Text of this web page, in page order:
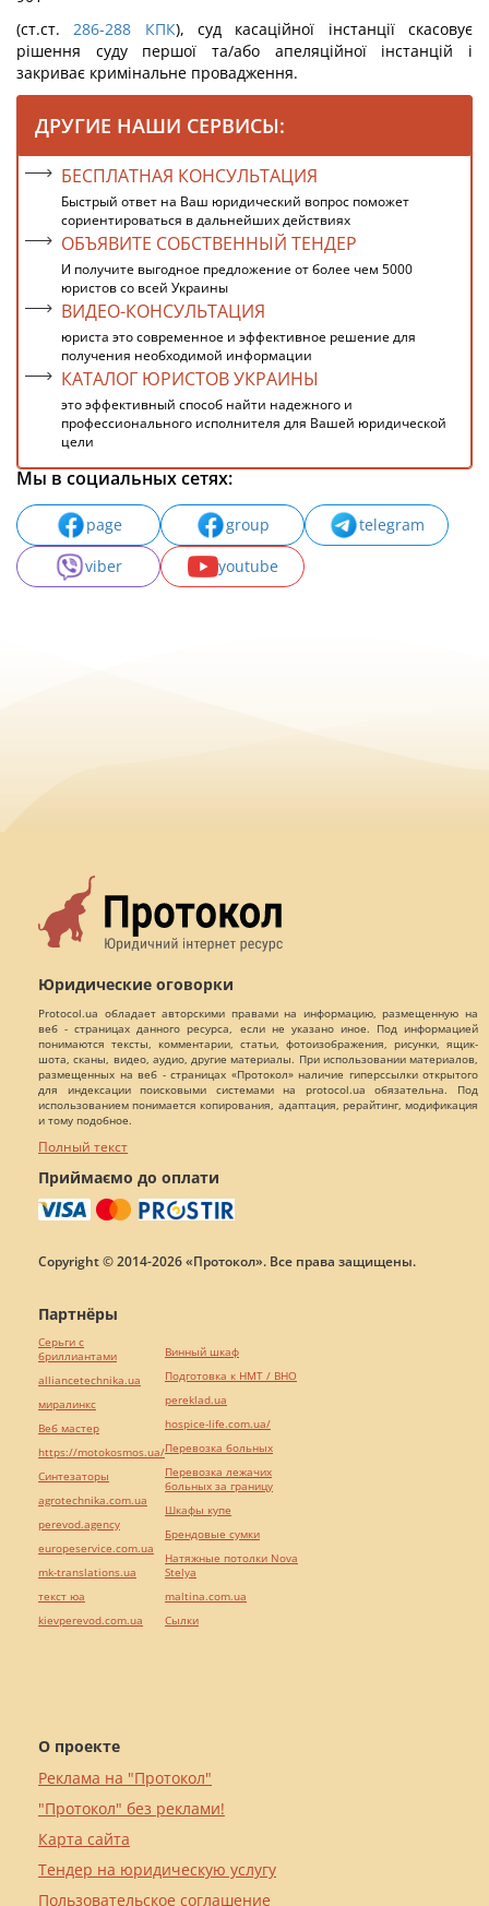
(ст.ст. 286-288 КПК), суд касаційної інстанції скасовує
рішення суду першої та/або апеляційної інстанцій і
закриває кримінальне провадження.
ДРУГИЕ НАШИ СЕРВИСЫ:
БЕСПЛАТНАЯ КОНСУЛЬТАЦИЯ
Быстрый ответ на Ваш юридический вопрос поможет
сориентироваться в дальнейших действиях
ОБЪЯВИТЕ СОБСТВЕННЫЙ ТЕНДЕР
И получите выгодное предложение от более чем 5000
юристов со всей Украины
ВИДЕО-КОНСУЛЬТАЦИЯ
юриста это современное и эффективное решение для
получения необходимой информации
КАТАЛОГ ЮРИСТОВ УКРАИНЫ
это эффективный способ найти надежного и
профессионального исполнителя для Вашей юридической
цели
Мы в социальных сетях:
page group
telegram
viber
youtube
Юридические оговорки
Protocol.ua обладает авторскими правами на информацию, размещенную на
веб - страницах данного ресурса, если не указано иное. Под информацией
понимаются тексты, комментарии, статьи, фотоизображения, рисунки, ящик-
шота, сканы, видео, аудио, другие материалы. При использовании материалов,
размещенных на веб - страницах «Протокол» наличие гиперссылки открытого
для индексации поисковыми системами на protocol.ua обязательна. Под
использованием понимается копирования, адаптация, рерайтинг, модификация
и тому подобное.
Полный текст
Приймаємо до оплати
Copyright © 2014-2026 «Протокол». Все права защищены.
О проекте
Реклама на "Протокол"
"Протокол" без реклами!
Карта сайта
Тендер на юридическую услугу
Пользовательское соглашение
Партнёры
Серьги с
бриллиантами
alliancetechnika.ua
миралинкс
Веб мастер
https://motokosmos.ua/
Синтезаторы
agrotechnika.com.ua
perevod.agency
europeservice.com.ua
mk-translations.ua
текст юа
kievperevod.com.ua
Винный шкаф
Подготовка к НМТ / ВНО
pereklad.ua
hospice-life.com.ua/
Перевозка больных
Перевозка лежачих
больных за границу
Шкафы купе
Брендовые сумки
Натяжные потолки Nova
Stelya
maltina.com.ua
Cылки